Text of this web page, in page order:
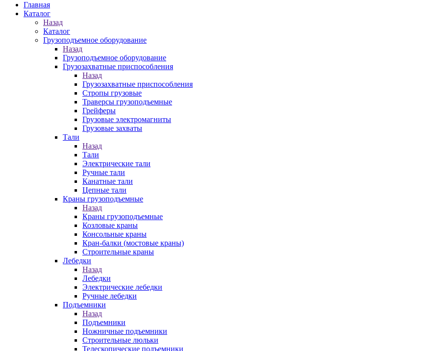
Главная
Каталог
Назад
Каталог
Грузоподъемное оборудование
Назад
Грузоподъемное оборудование
Грузозахватные приспособления
Назад
Грузозахватные приспособления
Стропы грузовые
Траверсы грузоподъемные
Грейферы
Грузовые электромагниты
Грузовые захваты
Тали
Назад
Тали
Электрические тали
Ручные тали
Канатные тали
Цепные тали
Краны грузоподъемные
Назад
Краны грузоподъемные
Козловые краны
Консольные краны
Кран-балки (мостовые краны)
Строительные краны
Лебедки
Назад
Лебедки
Электрические лебедки
Ручные лебедки
Подъемники
Назад
Подъемники
Ножничные подъемники
Строительные люльки
Телескопические подъемники